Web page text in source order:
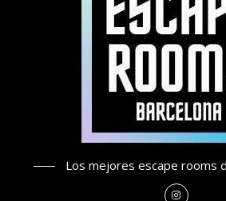
Los mejores escape rooms